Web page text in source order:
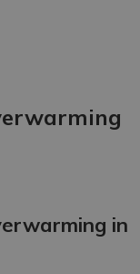
in